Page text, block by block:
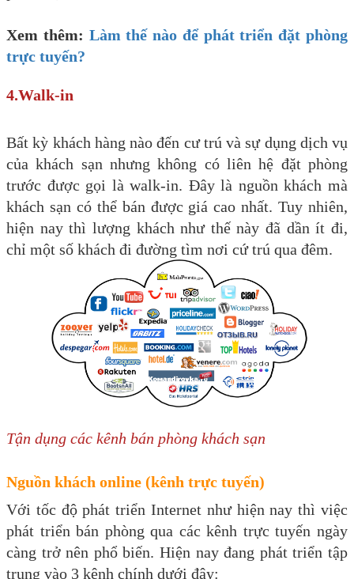
Xem thêm: Làm thế nào để phát triển đặt phòng
trực tuyến?
4.Walk-in
Bất kỳ khách hàng nào đến cư trú và sự dụng dịch vụ
của khách sạn nhưng không có liên hệ đặt phòng
trước được gọi là walk-in. Đây là nguồn khách mà
khách sạn có thể bán được giá cao nhất. Tuy nhiên,
hiện nay thì lượng khách như thế này đã dần ít đi,
chỉ một số khách đi đường tìm nơi cứ trú qua đêm.
Tận dụng các kênh bán phòng khách sạn
Nguồn khách online (kênh trực tuyến)
Với tốc độ phát triển Internet như hiện nay thì việc
phát triển bán phòng qua các kênh trực tuyến ngày
càng trở nên phổ biến. Hiện nay đang phát triển tập
trung vào 3 kênh chính dưới đây: